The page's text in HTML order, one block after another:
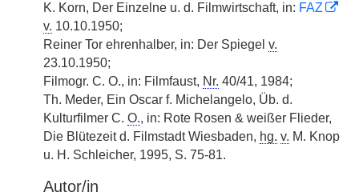
K. Korn, Der Einzelne u. d. Filmwirtschaft, in: FAZ
v. 10.10.1950;
Reiner Tor ehrenhalber, in: Der Spiegel v.
23.10.1950;
Filmogr. C. O., in: Filmfaust, Nr. 40/41, 1984;
Th. Meder, Ein Oscar f. Michelangelo, Üb. d.
Kulturfilmer C. O., in: Rote Rosen & weißer Flieder,
Die Blütezeit d. Filmstadt Wiesbaden, hg. v. M. Knop
u. H. Schleicher, 1995, S. 75-81.
Autor/in